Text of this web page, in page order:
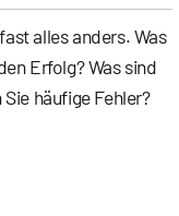
alles anders. Was
Erfolg? Was sind
häufige Fehler?